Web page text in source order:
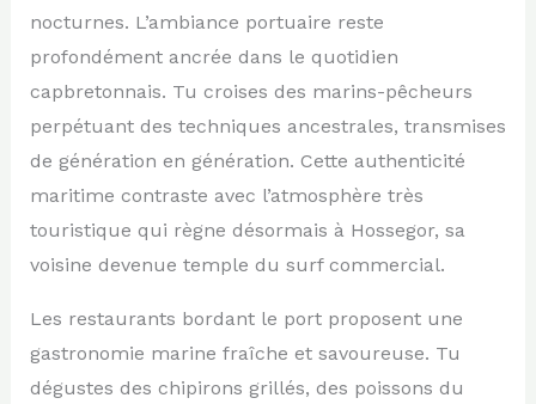
nocturnes. L’ambiance portuaire reste
profondément ancrée dans le quotidien
capbretonnais. Tu croises des marins-pêcheurs
perpétuant des techniques ancestrales, transmises
de génération en génération. Cette authenticité
maritime contraste avec l’atmosphère très
touristique qui règne désormais à Hossegor, sa
voisine devenue temple du surf commercial.
Les restaurants bordant le port proposent une
gastronomie marine fraîche et savoureuse. Tu
dégustes des chipirons grillés, des poissons du